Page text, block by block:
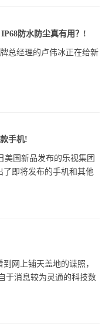
防水防尘真有用？!
总经理的卢伟冰正在给新
手机!
美国新品发布的乐视集团
即将发布的手机和其他
网上铺天盖地的谍照，
于消息较为灵通的科技数